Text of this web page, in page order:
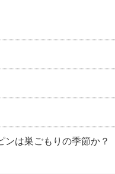
は巣ごもりの季節か？